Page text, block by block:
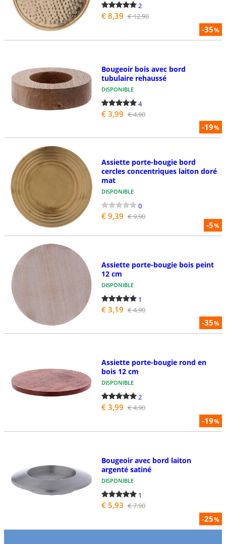
-35%
2
€ 8,39 € 12,90
-19%
Bougeoir bois avec bord
tubulaire rehaussé
DISPONIBLE
4
€ 3,99 € 4,90
-5%
Assiette porte-bougie bord
cercles concentriques laiton doré
mat
DISPONIBLE
0
€ 9,39 € 9,90
-35%
Assiette porte-bougie bois peint
12 cm
DISPONIBLE
1
€ 3,19 € 4,90
-19%
Assiette porte-bougie rond en
bois 12 cm
DISPONIBLE
2
€ 3,99 € 4,90
-25%
Bougeoir avec bord laiton
argenté satiné
DISPONIBLE
1
€ 5,93 € 7,90